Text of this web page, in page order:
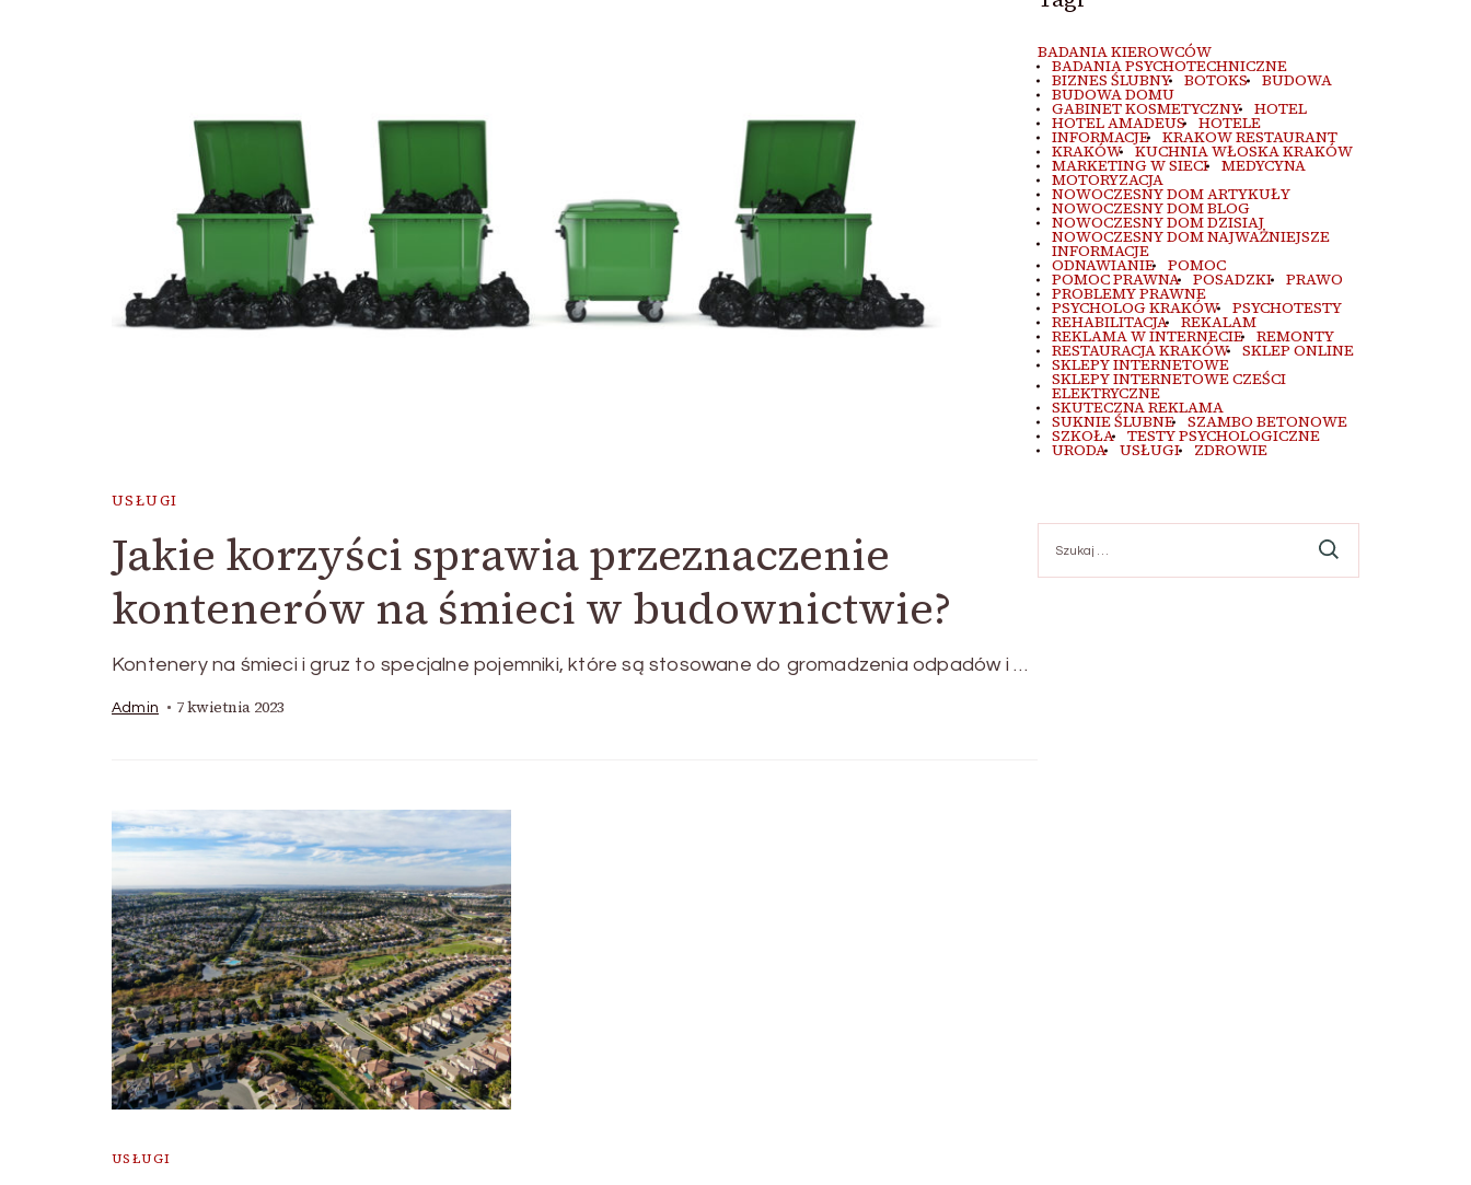
USŁUGI
Jakie korzyści sprawia przeznaczenie
kontenerów na śmieci w budownictwie?
Kontenery na śmieci i gruz to specjalne pojemniki, które są stosowane do gromadzenia odpadów i …
Admin 7 kwietnia 2023
USŁUGI
BADANIA KIEROWCÓW
BADANIA PSYCHOTECHNICZNE
BIZNES ŚLUBNY BOTOKS BUDOWA
BUDOWA DOMU
GABINET KOSMETYCZNY HOTEL
HOTEL AMADEUS HOTELE
INFORMACJE KRAKOW RESTAURANT
KRAKÓW KUCHNIA WŁOSKA KRAKÓW
MARKETING W SIECI MEDYCYNA
MOTORYZACJA
NOWOCZESNY DOM ARTYKUŁY
NOWOCZESNY DOM BLOG
NOWOCZESNY DOM DZISIAJ
NOWOCZESNY DOM NAJWAŻNIEJSZE
INFORMACJE
ODNAWIANIE POMOC
POMOC PRAWNA POSADZKI PRAWO
PROBLEMY PRAWNE
PSYCHOLOG KRAKÓW PSYCHOTESTY
REHABILITACJA REKALAM
REKLAMA W INTERNECIE REMONTY
RESTAURACJA KRAKÓW SKLEP ONLINE
SKLEPY INTERNETOWE
SKLEPY INTERNETOWE CZEŚCI
ELEKTRYCZNE
SKUTECZNA REKLAMA
SUKNIE ŚLUBNE SZAMBO BETONOWE
SZKOŁA TESTY PSYCHOLOGICZNE
URODA USŁUGI ZDROWIE